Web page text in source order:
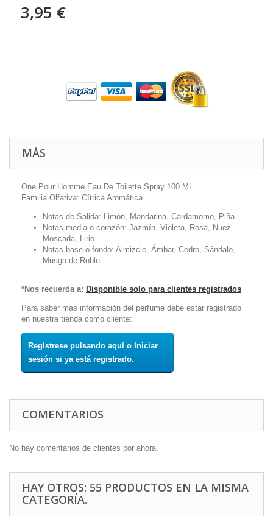
3,95 €
MÁS
One Pour Homme Eau De Toilette Spray 100 ML
Familia Olfativa: Cítrica Aromática.
Notas de Salida: Limón, Mandarina, Cardamomo, Piña.
Notas media o corazón: Jazmín, Violeta, Rosa, Nuez
Moscada, Lirio.
Notas base o fondo: Almizcle, Ámbar, Cedro, Sándalo,
Musgo de Roble.
*Nos recuerda a: Disponible solo para clientes registrados
Para saber más información del perfume debe estar registrado
en nuestra tienda como cliente:
Regístrese pulsando aquí o Iniciar
sesión si ya está registrado.
COMENTARIOS
No hay comentarios de clientes por ahora.
HAY OTROS: 55 PRODUCTOS EN LA MISMA
CATEGORÍA.